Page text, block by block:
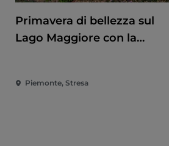
Primavera di bellezza sul
Lago Maggiore con la
Piemonte, Stresa